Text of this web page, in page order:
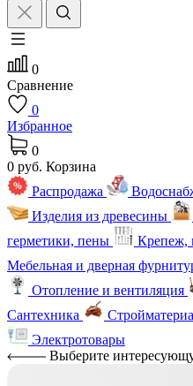
0
Сравнение
0
Избранное
0
0 руб. Корзина
Распродажа
Изделия из древесины
герметики, пены
Крепеж,
Мебельная и дверная
Отопление и вентиляция
Сантехника
Электротовары
Выберите